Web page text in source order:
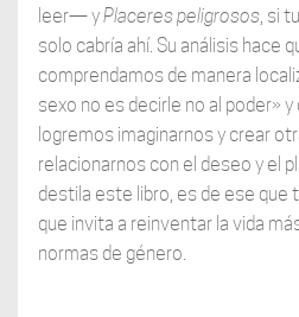
leer— yPlaceres peligrosos, si
solo cabría ahí. Su análisis hace
comprendamos de manera
sexo no es decirle no al poder» y
logremos imaginarnos y crear
relacionarnos con el deseo y el
destila este libro, es de ese que
que invita a reinventar la vida
normas de género.